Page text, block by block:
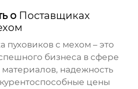
о Поставщиках
пуховиков с мехом – это
бизнеса в сфере
надежность
цены